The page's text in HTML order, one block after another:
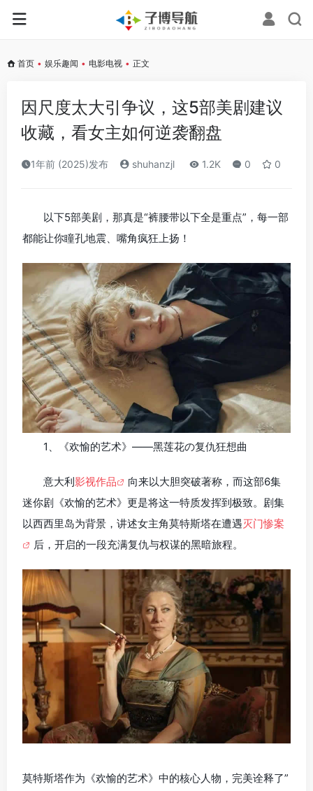
首页 • 娱乐趣闻 • 电影电视 • 正文
因尺度太大引争议，这5部美剧建议
收藏，看女主如何逆袭翻盘
1年前 (2025)发布 shuhanzjl 1.2K 0 0
以下5部美剧，那真是“裤腰带以下全是重点”，每一部
都能让你瞳孔地震、嘴角疯狂上扬！
1、《欢愉的艺术》——黑莲花の复仇狂想曲
意大利影视作品
向来以大胆突破著称，而这部6集
迷你剧《欢愉的艺术》更是将这一特质发挥到极致。剧集
以西西里岛为背景，讲述女主角莫特斯塔在遭遇灭门惨案
后，开启的一段充满复仇与权谋的黑暗旅程。
莫特斯塔作为《欢愉的艺术》中的核心人物，完美诠释了”